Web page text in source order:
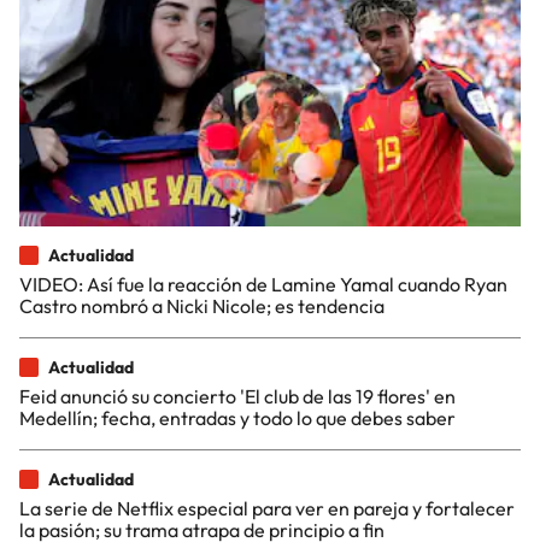
Actualidad
VIDEO: Así fue la reacción de Lamine Yamal cuando Ryan
Castro nombró a Nicki Nicole; es tendencia
Actualidad
Feid anunció su concierto 'El club de las 19 flores' en
Medellín; fecha, entradas y todo lo que debes saber
Actualidad
La serie de Netflix especial para ver en pareja y fortalecer
la pasión; su trama atrapa de principio a fin